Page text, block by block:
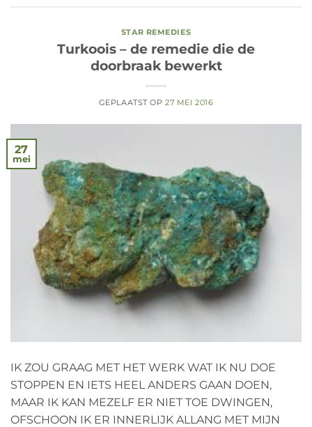
STAR REMEDIES
Turkoois – de remedie die de
doorbraak bewerkt
GEPLAATST OP27 MEI 2016
27
mei
IK ZOU GRAAG MET HET WERK WAT IK NU DOE
STOPPEN EN IETS HEEL ANDERS GAAN DOEN,
MAAR IK KAN MEZELF ER NIET TOE DWINGEN,
OFSCHOON IK ER INNERLIJK ALLANG MET MIJN